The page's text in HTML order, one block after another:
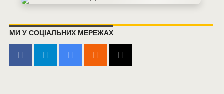
МИ У СОЦІАЛЬНИХ МЕРЕЖАХ